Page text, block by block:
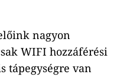
nagyon
WIFI hozzáférési
tápegységre van